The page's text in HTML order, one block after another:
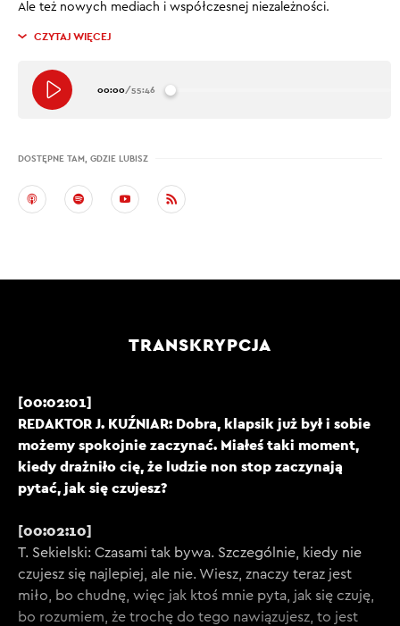
Ale też nowych mediach i współczesnej niezależności.
CZYTAJ WIĘCEJ
00:00/55:46
DOSTĘPNE TAM, GDZIE LUBISZ
TRANSKRYPCJA
[00:02:01]
REDAKTOR J. KUŹNIAR: Dobra, klapsik już był i sobie
możemy spokojnie zaczynać. Miałeś taki moment,
kiedy drażniło cię, że ludzie non stop zaczynają
pytać, jak się czujesz?
[00:02:10]
T. Sekielski: Czasami tak bywa. Szczególnie, kiedy nie
czujesz się najlepiej, ale nie. Wiesz, znaczy teraz jest
miło, bo chudnę, więc jak ktoś mnie pyta, jak się czuję,
bo rozumiem, że trochę do tego nawiązujesz, to jest